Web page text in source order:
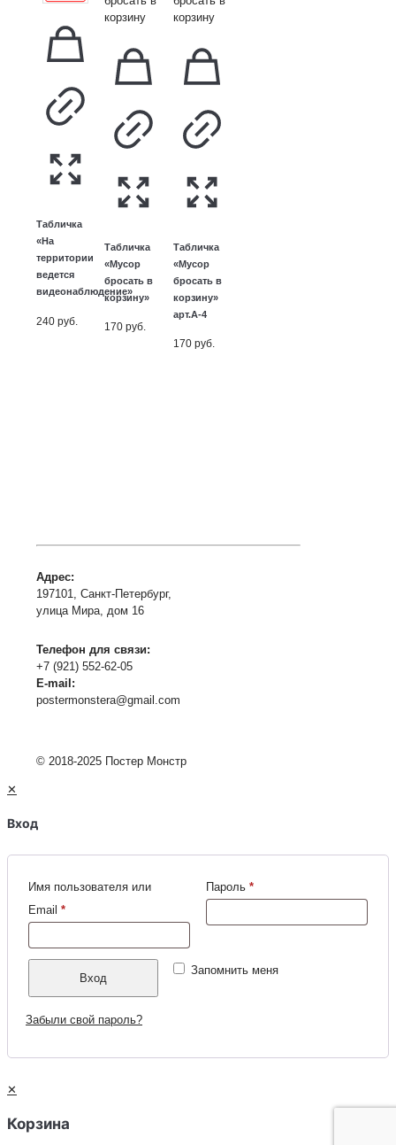
Табличка
«На
территории
ведется
видеонаблюдение»
240 руб.
Табличка
«Мусор
бросать в
корзину»
170 руб.
Табличка
«Мусор
бросать в
корзину»
арт.А-4
170руб.
Адрес:
197101, Санкт-Петербург,
улица Мира, дом 16
Телефон для связи:
+7 (921) 552-62-05
E-mail:
postermonstera@gmail.com
© 2018-2025 Постер Монстр
✕
Вход
Имя пользователя или
Email *
Пароль *
Запомнить меня
Вход
Забыли свой пароль?
✕
Корзина